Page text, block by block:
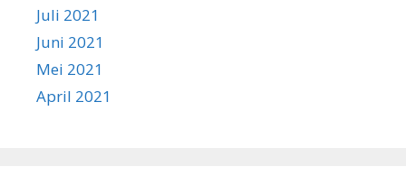
Juli 2021
Juni 2021
Mei 2021
April 2021